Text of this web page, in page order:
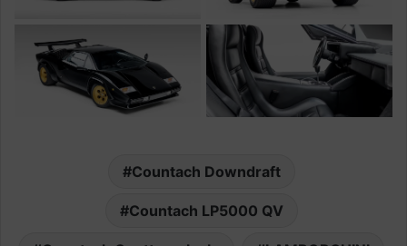
Countach Downdraft
Countach LP5000 QV